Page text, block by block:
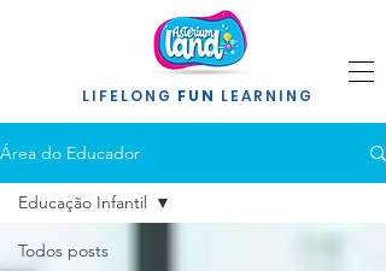
LIFELONG FUN LEARNING
Área do Educador
Todos posts
Educação Infantil